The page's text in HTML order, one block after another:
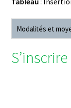
Modalités et
S’inscrire